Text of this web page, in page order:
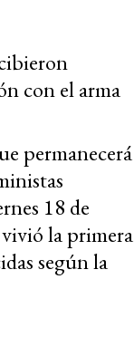
con el arma
permanecerá
18 de
la primera
según la